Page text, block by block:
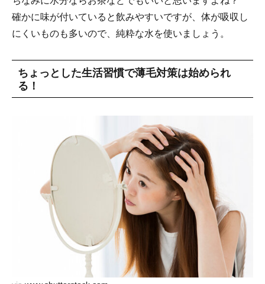
確かに味が付いていると飲みやすいですが、体が吸収し
にくいものも多いので、純粋な水を使いましょう。
ちょっとした生活習慣で薄毛対策は始められ
る！